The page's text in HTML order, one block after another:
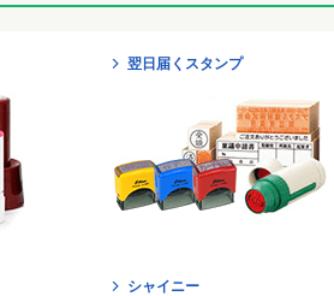
翌日届くスタンプ
シャイニー